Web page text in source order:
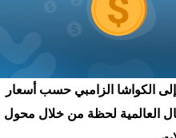
الكواشا الزامبي حسب أسعار
العالمية لحظة من خلال محول